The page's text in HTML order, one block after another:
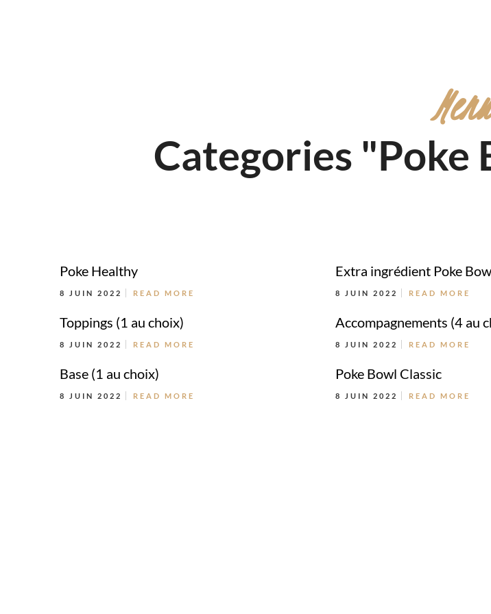
Menu
Categories "Poke
Poke Healthy
8 JUIN 2022 READ MORE
Extra ingrédient Poke
8 JUIN 2022 READ MORE
Toppings (1 au choix)
8 JUIN 2022 READ MORE
Accompagnements (4 au
8 JUIN 2022 READ MORE
Base (1 au choix)
8 JUIN 2022 READ MORE
Poke Bowl Classic
8 JUIN 2022 READ MORE